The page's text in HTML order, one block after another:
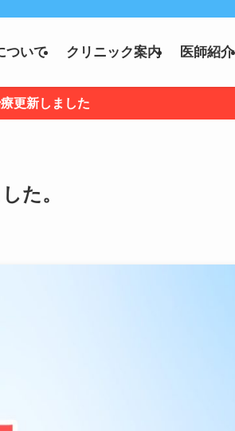
ついて クリニック案内 医師紹介
更新しました
た。